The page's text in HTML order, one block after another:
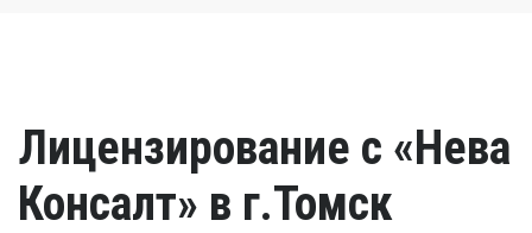
Лицензирование с «Нева
Консалт» в г.Томск